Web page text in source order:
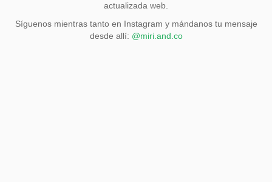
actualizada web.
Síguenos mientras tanto en Instagram y mándanos tu mensaje
desde allí: @miri.and.co